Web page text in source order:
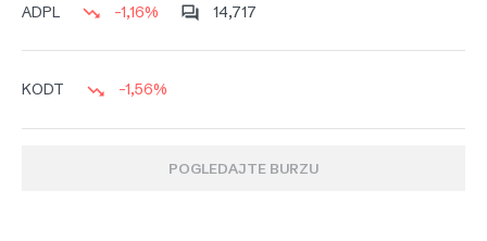
ADPL -1,16% 14,717
KODT -1,56%
POGLEDAJTE BURZU